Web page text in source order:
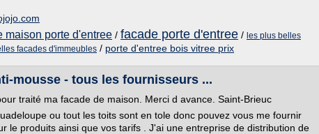
maison porte d'entree / facade porte d'entree / les plus belles
facades d'immeubles / porte d'entree bois vitree prix
mousse - tous les fournisseurs ...
traité ma facade de maison. Merci d avance. Saint-Brieuc
ou tout les toits sont en tole donc pouvez vous me fournir
le produits ainsi que vos tarifs . J'ai une entreprise de distribution de